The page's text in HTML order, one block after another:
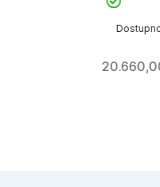
Dostupno
20.660,00